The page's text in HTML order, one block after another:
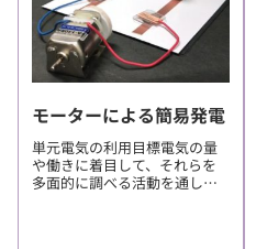
モーターによる簡易発電
単元電気の利用目標電気の量
や働きに着目して、それらを
多面的に調べる活動を通し